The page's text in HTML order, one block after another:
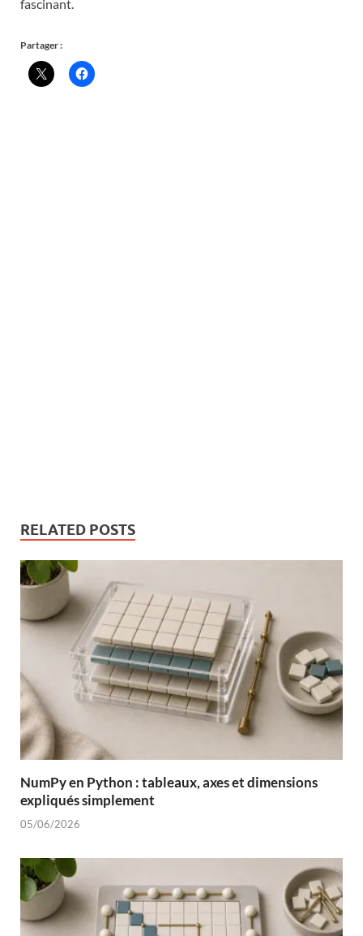
fascinant.
Partager :
RELATED POSTS
NumPy en Python : tableaux, axes et dimensions
expliqués simplement
05/06/2026